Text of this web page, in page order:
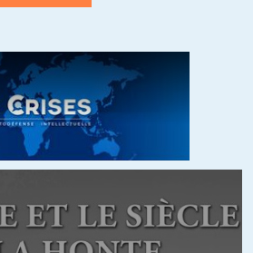
article/2022/03/04/guerre-en-
de volontaires sénégalais pour
ukrainienne : Kiev se plie aux
Interruption-du-recrutement-de-
ministre des AE contre l’ambassadeur